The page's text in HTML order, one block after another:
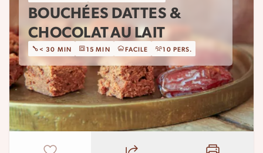
BOUCHÉES DATTES &
CHOCOLAT AU LAIT
< 30 MIN 15 MIN FACILE 10 PERS.